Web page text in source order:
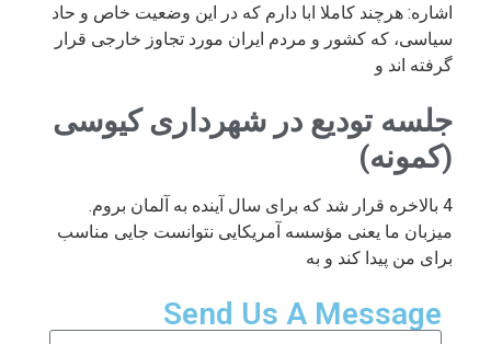
اشاره: هرچند کاملا ابا دارم که در این وضعیت خاص و حاد
سیاسی، که کشور و مردم ایران مورد تجاوز خارجی قرار
گرفته اند و
جلسه تودیع در شهرداری کیوسی
(کمونه)
4 بالاخره قرار شد که برای سال آینده به آلمان بروم.
میزبان ما یعنی مؤسسه آمریکایی نتوانست جایی مناسب
برای من پیدا کند و به
Send Us A Message